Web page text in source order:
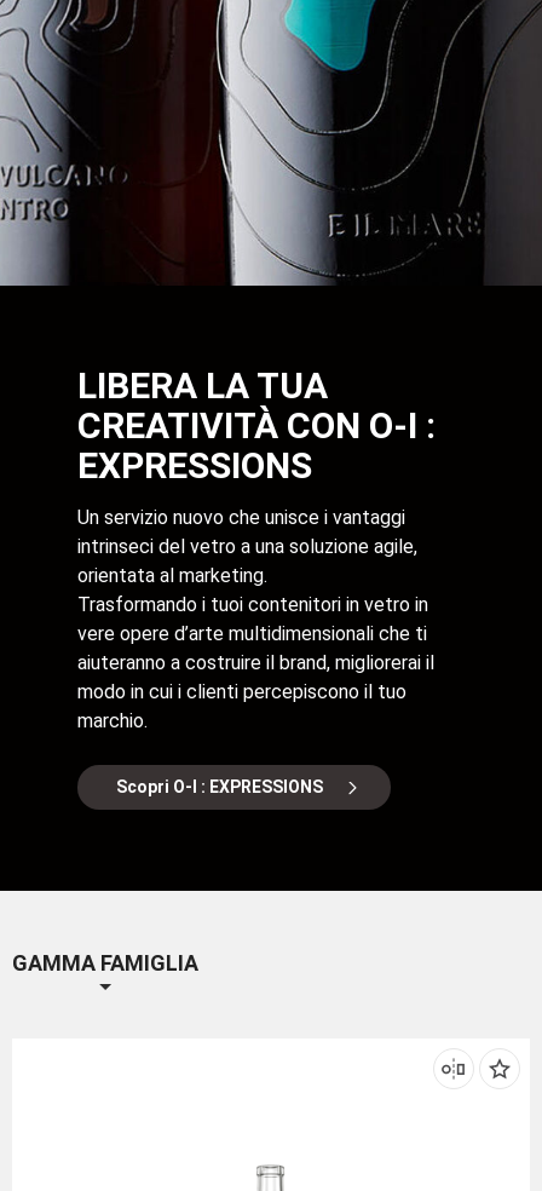
LIBERA LA TUA
CREATIVITÀ CON O-I :
EXPRESSIONS
Un servizio nuovo che unisce i vantaggi
intrinseci del vetro a una soluzione agile,
orientata al marketing.
Trasformando i tuoi contenitori in vetro in
vere opere d’arte multidimensionali che ti
aiuteranno a costruire il brand, migliorerai il
modo in cui i clienti percepiscono il tuo
marchio.
Scopri O-I : EXPRESSIONS
GAMMA FAMIGLIA